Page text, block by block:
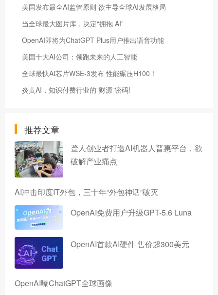
美国发布最全AI监管原则 欲主导全球AI发展格局
当全球最大图片库，决定“拥抱 AI”
OpenAI即将为ChatGPT Plus用户推出语音功能
美国十大AI公司：领跑未来的人工智能
全球最快AI芯片WSE-3发布 性能碾压H100！
炎黄AI，知识付费行业的”财源”密码!
推荐文章
聋人创业者打造AI机器人普惠平台，欲
破解产业痛点
AI冲击印度IT外包，三十年“外包神话”破灭
OpenAI免费用户升级GPT-5.6 Luna
OpenAI首款AI硬件 售价超300美元
OpenAI曝ChatGPT全球画像